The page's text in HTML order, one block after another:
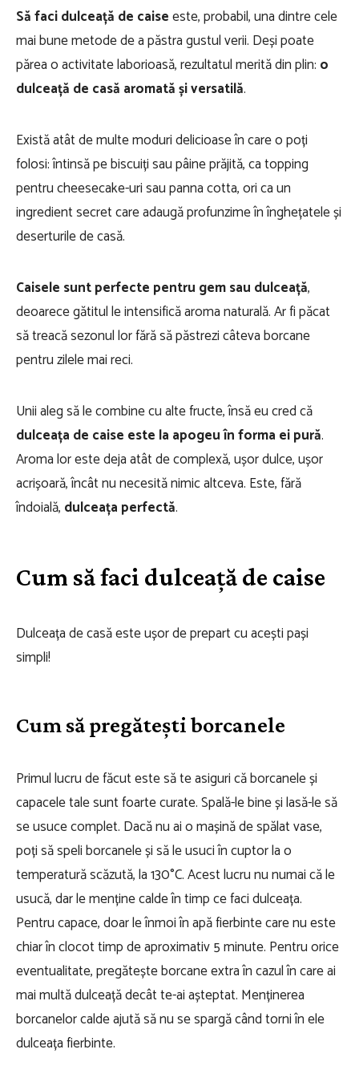
Să faci dulceață de caiseeste, probabil, una dintre cele
mai bune metode de a păstra gustul verii. Deși poate
părea o activitate laborioasă, rezultatul merită din plin: o
dulceață de casă aromată și versatilă.
Există atât de multe moduri delicioase în care o poți
folosi: întinsă pe biscuiți sau pâine prăjită, ca topping
pentru cheesecake-uri sau panna cotta, ori ca un
ingredient secret care adaugă profunzime în înghețatele și
deserturile de casă.
Caisele sunt perfecte pentru gem sau dulceață,
deoarece gătitul le intensifică aroma naturală. Ar fi păcat
să treacă sezonul lor fără să păstrezi câteva borcane
pentru zilele mai reci.
Unii aleg să le combine cu alte fructe, însă eu cred că
dulceața de caise este la apogeu în forma ei pură.
Aroma lor este deja atât de complexă, ușor dulce, ușor
acrișoară, încât nu necesită nimic altceva. Este, fără
îndoială, dulceața perfectă.
Cum să faci dulceață de caise
Dulceața de casă este ușor de prepart cu acești pași
simpli!
Cum să pregătești borcanele
Primul lucru de făcut este să te asiguri că borcanele și
capacele tale sunt foarte curate. Spală-le bine și lasă-le să
se usuce complet. Dacă nu ai o mașină de spălat vase,
poți să speli borcanele și să le usuci în cuptor la o
temperatură scăzută, la 130°C. Acest lucru nu numai că le
usucă, dar le menține calde în timp ce faci dulceața.
Pentru capace, doar le înmoi în apă fierbinte care nu este
chiar în clocot timp de aproximativ 5 minute. Pentru orice
eventualitate, pregătește borcane extra în cazul în care ai
mai multă dulceață decât te-ai așteptat. Menținerea
borcanelor calde ajută să nu se spargă când torni în ele
dulceața fierbinte.